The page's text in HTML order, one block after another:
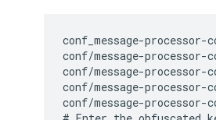
conf_message-
conf/message-
conf/message-
conf/message-
conf/message-